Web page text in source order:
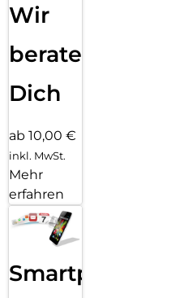
Wir
beraten
Dich
ab 10,00 €
inkl. MwSt.
Mehr
erfahren
Smartphone